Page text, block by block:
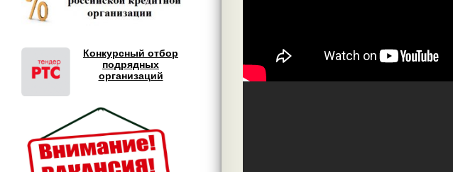
Конкурсный отбор
подрядных
организаций